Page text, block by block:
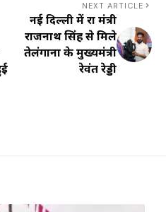
NEXT ARTICLE
नई दिल्ली में रक्षा मंत्री
राजनाथ सिंह से मिले
तेलंगाना के मुख्यमंत्री
रेवंत रेड्डी